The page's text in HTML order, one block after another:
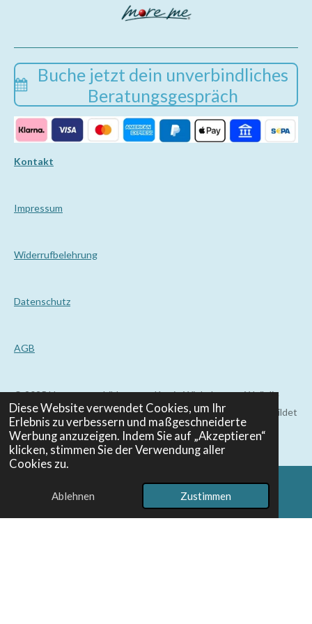
Diese Website verwendet Cookies, um Ihr
Erlebnis zu verbessern und maßgeschneiderte
Werbung anzuzeigen. Indem Sie auf „Akzeptieren“
klicken, stimmen Sie der Verwendung aller
Cookies zu.
Ablehnen Zustimmen
m
Buche jetzt dein unverbindliches
Beratungsgespräch
Kontakt
Impressum
Widerrufbelehrung
Datenschutz
AGB
© 2025 Hypnoseausbildungen - Katrin Winkelmann - Weil die
Methode allein nicht reicht, wenn du sie nicht lebst - Ausgebildet
und zertifiziert von Deutsches Hypnoseinstitut
E-Mail